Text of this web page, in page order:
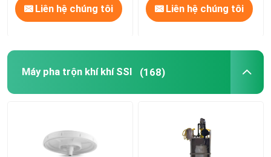
màng phản ứng sinh học
Máy trộn tĩnh
Liên hệ chúng tôi Liên hệ chúng tôi
Máy pha trộn khí khí SSI (168)